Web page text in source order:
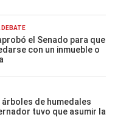
DEBATE
el Senado para que
con un inmueble o
de humedales
tuvo que asumir la